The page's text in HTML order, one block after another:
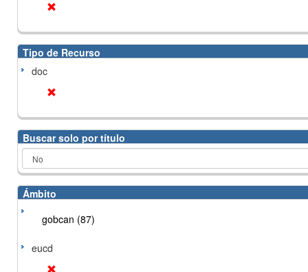
Tipo de Recurso
doc
Buscar solo por título
Ámbito
gobcan (87)
eucd